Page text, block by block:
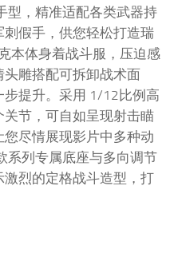
型，精准适配各类武器持
假手，供您轻松打造瑞
本体身着战斗服，压迫感
雕搭配可拆卸战术面
提升。采用 1/12比例高
节，可自如呈现射击瞄
尽情展现影片中多种动
系列专属底座与多向调节
烈的定格战斗造型，打